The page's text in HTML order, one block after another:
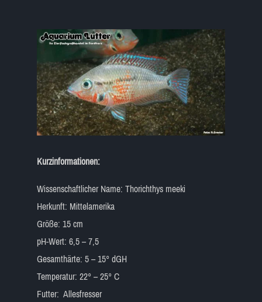
Kurzinformationen:
Wissenschaftlicher Name: Thorichthys meeki
Herkunft: Mittelamerika
Größe: 15 cm
pH-Wert: 6,5 – 7,5
Gesamthärte: 5 – 15° dGH
Temperatur: 22° – 25° C
Futter: Allesfresser